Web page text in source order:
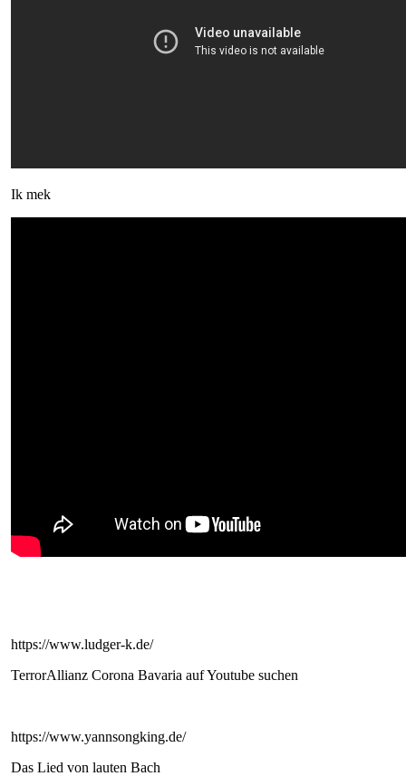
Ik mek
https://www.ludger-k.de/
TerrorAllianz Corona Bavaria auf Youtube suchen
https://www.yannsongking.de/
Das Lied von lauten Bach